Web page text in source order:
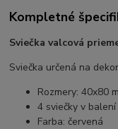
Kompletné
Sviečka valcová
Sviečka určená na
Rozmery: 40x80
4 sviečky v balení
Farba: červená